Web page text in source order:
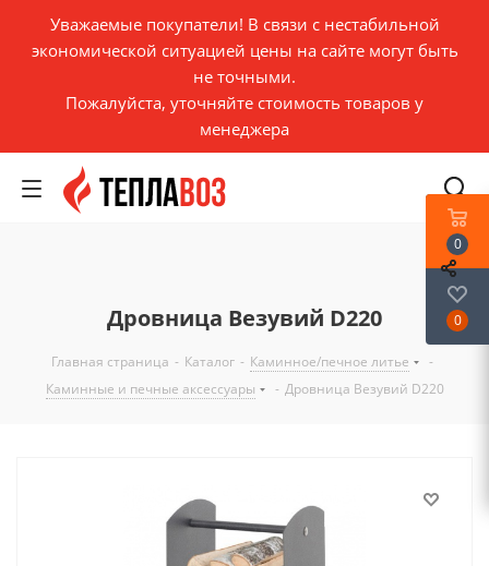
Уважаемые покупатели! В связи с нестабильной
экономической ситуацией цены на сайте могут быть
не точными.
Пожалуйста, уточняйте стоимость товаров у
менеджера
Дровница Везувий D220
Главная страница - Каталог - Каминное/печное литье
-
Каминные и печные аксессуары
- Дровница Везувий D220
0
0